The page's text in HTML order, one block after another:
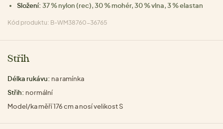
Složení: 37 % nylon (rec), 30 % mohér, 30 % vlna, 3 % elastan
Kód produktu: B-WM38760-36765
Střih
Délka rukávu: na ramínka
Střih: normální
Model/ka měří 176 cm a nosí velikost S